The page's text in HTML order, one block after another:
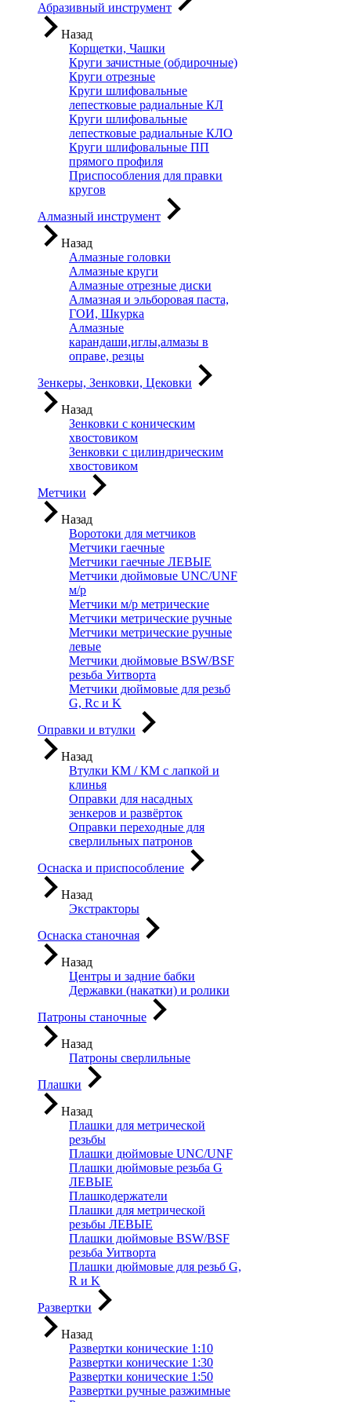
Абразивный инструмент
Назад
Корщетки, Чашки
Круги зачистные (обдирочные)
Круги отрезные
Круги шлифовальные
лепестковые радиальные КЛ
Круги шлифовальные
лепестковые радиальные КЛО
Круги шлифовальные ПП
прямого профиля
Приспособления для правки
кругов
Алмазный инструмент
Назад
Алмазные головки
Алмазные круги
Алмазные отрезные диски
Алмазная и эльборовая паста,
ГОИ, Шкурка
Алмазные
карандаши,иглы,алмазы в
оправе, резцы
Зенкеры, Зенковки, Цековки
Назад
Зенковки с коническим
хвостовиком
Зенковки с цилиндрическим
хвостовиком
Метчики
Назад
Воротоки для метчиков
Метчики гаечные
Метчики гаечные ЛЕВЫЕ
Метчики дюймовые UNC/UNF
м/р
Метчики м/р метрические
Метчики метрические ручные
Метчики метрические ручные
левые
Метчики дюймовые BSW/BSF
резьба Уитворта
Метчики дюймовые для резьб
G, Rc и K
Оправки и втулки
Назад
Втулки КМ / КМ с лапкой и
клинья
Оправки для насадных
зенкеров и развёрток
Оправки переходные для
сверлильных патронов
Оснаска и приспособление
Назад
Экстракторы
Оснаска станочная
Назад
Центры и задние бабки
Державки (накатки) и ролики
Патроны станочные
Назад
Патроны сверлильные
Плашки
Назад
Плашки для метрической
резьбы
Плашки дюймовые UNC/UNF
Плашки дюймовые резьба G
ЛЕВЫЕ
Плашкодержатели
Плашки для метрической
резьбы ЛЕВЫЕ
Плашки дюймовые BSW/BSF
резьба Уитворта
Плашки дюймовые для резьб G,
R и K
Развертки
Назад
Развертки конические 1:10
Развертки конические 1:30
Развертки конические 1:50
Развертки ручные разжимные